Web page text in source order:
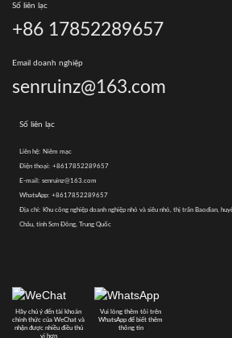
Số liên lạc
+86 17852289657
Email doanh nghiệp
senruinz@163.com
Số liên lạc
Liên hệ: Niêm mạc
Điện thoại: +8617852289657
E-mail: senruinz@163.com
WhatsApp: +8617852289657
Địa chỉ: Khu công nghiệp doanh nghiệp nhỏ và siêu nhỏ, thị trấn Baodian,
Châu, tỉnh Sơn Đông, Trung Quốc
Hãy chú ý đến tài khoản
chính thức của WeChat và
nhận được nhiều điều thú
vị hơn
Vui lòng thêm tôi trên
WhatsApp để biết thêm
thông tin